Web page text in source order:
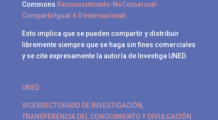
Commons Reconocimiento-NoComercial-
CompartirIgual 4.0 Internacional .
Esto implica que se pueden compartir y distribuir
libremente siempre que se haga sin fines comerciales
y se cite expresamente la autoría de Investiga UNED.
UNED
VICERRECTORADO DE INVESTIGACIÓN,
TRANSFERENCIA DEL CONOCIMIENTO Y DIVULGACIÓN